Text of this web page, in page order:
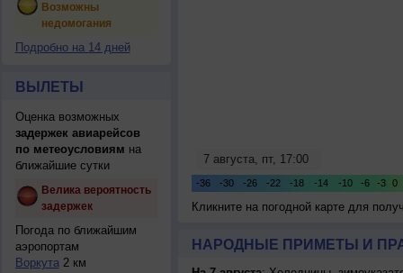
Возможны
недомогания
Подробно на 14 дней
ВЫЛЕТЫ
Оценка возможных
задержек авиарейсов
по метеоусловиям на
ближайшие сутки
Велика вероятность
задержек
Погода по ближайшим
аэропортам
Воркута2 км
Кликните на погодной карте для
НАРОДНЫЕ ПРИМЕТЫ И